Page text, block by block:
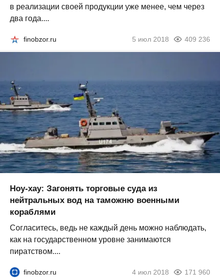
в реализации своей продукции уже менее, чем через
два года....
finobzor.ru 5 июл 2018 409 236
Ноу-хау: Загонять торговые суда из
нейтральных вод на таможню военными
кораблями
Согласитесь, ведь не каждый день можно наблюдать,
как на государственном уровне занимаются
пиратством....
finobzor.ru 4 июл 2018 171 960